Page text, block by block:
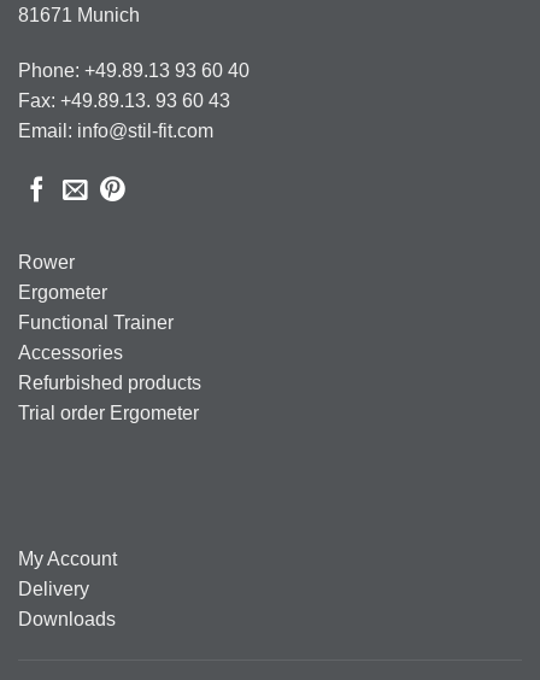
81671 Munich
Phone: +49.89.13 93 60 40
Fax: +49.89.13. 93 60 43
Email: info@stil-fit.com
Rower
Ergometer
Functional Trainer
Accessories
Refurbished products
Trial order Ergometer
My Account
Delivery
Downloads